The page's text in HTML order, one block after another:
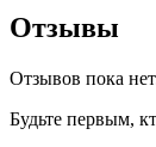
Отзывы
Отзывов пока
Будьте первым,